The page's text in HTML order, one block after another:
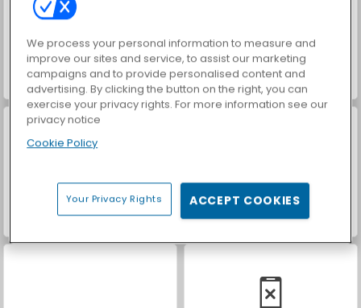
World War 2 Shooter Car Parking City Duel
ASMR Makeover & Makeup Studio
We process your personal information to measure and
improve our sites and service, to assist our marketing
campaigns and to provide personalised content and
advertising. By clicking the button on the right, you can
exercise your privacy rights. For more information see our
privacy notice
Cookie Policy
Your Privacy Rights ACCEPT COOKIES